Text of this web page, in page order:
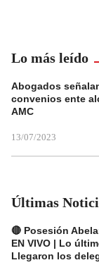
Lo más leído
Abogados
convenios ente
AMC
13/07/2023
Últimas
🔴 Posesión
EN VIVO | Lo
Llegaron los